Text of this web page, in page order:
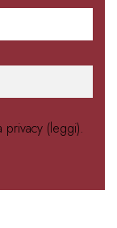
privacy (leggi).